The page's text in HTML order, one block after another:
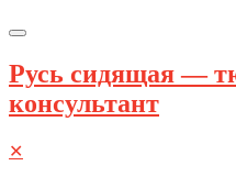
Русь сидящая —
консультант
✕